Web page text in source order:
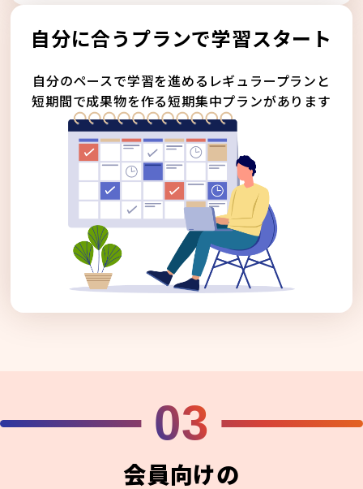
自分に合うプランで学習スタート
自分のペースで学習を進めるレギュラープランと
短期間で成果物を作る短期集中プランがあります
03
会員向けの